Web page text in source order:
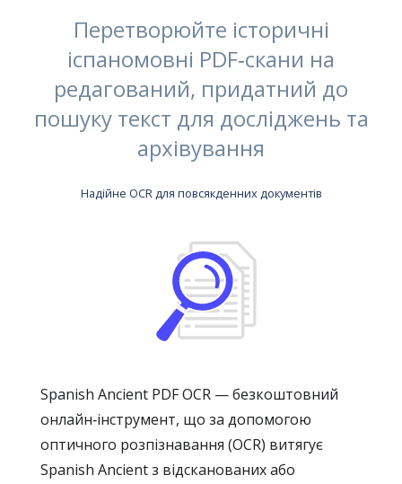
Перетворюйте історичні
іспаномовні PDF‑скани на
редагований, придатний до
пошуку текст для досліджень та
архівування
Надійне OCR для повсякденних документів
Spanish Ancient PDF OCR — безкоштовний
онлайн‑інструмент, що за допомогою
оптичного розпізнавання (OCR) витягує
Spanish Ancient з відсканованих або